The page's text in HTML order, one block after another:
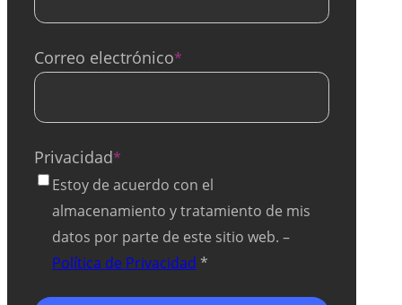
Correo electrónico*
Privacidad*
Estoy de acuerdo con el
almacenamiento y tratamiento de mis
datos por parte de este sitio web. –
Política de Privacidad *